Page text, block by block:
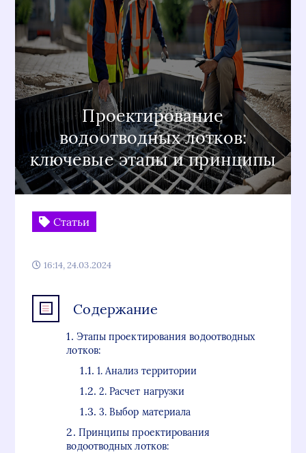
Проектирование
водоотводных лотков:
ключевые этапы и принципы
Статьи
16:14, 24.03.2024
Содержание
Этапы проектирования водоотводных
лотков:
1. Анализ территории
2. Расчет нагрузки
3. Выбор материала
Принципы проектирования
водоотводных лотков: